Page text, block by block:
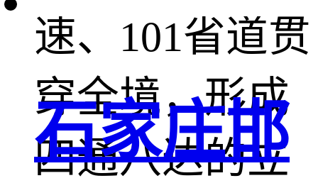
速、101省道贯
穿全境，形成
四通八达的立
石家庄邯